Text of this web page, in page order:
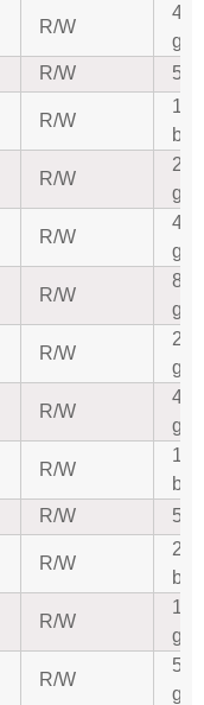
R/W
4k
R/W
R/W
bis
R/W
2K-
R/W
4K-
R/W
8K-
R/W
2K-
R/W
4K-
R/W
bis
R/W
R/W
bis
R/W
144
R/W
504